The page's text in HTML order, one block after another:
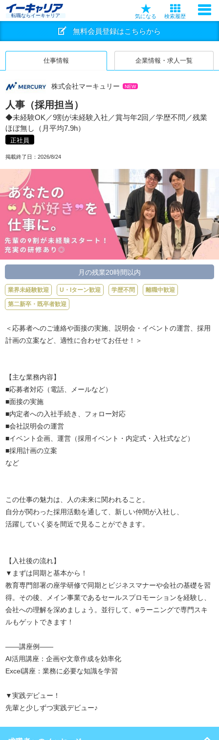
転職ならイーキャリア 気になる 検索履歴
無料会員登録はこちらから
仕事情報 企業情報・求人一覧
株式会社マーキュリー NEW
人事（採用担当）
◆未経験OK／9割が未経験入社／賞与年2回／学歴不問／残業
ほぼ無し（月平均7.9h）
正社員
掲載終了日： 2026/8/24
月の残業20時間以内
業界未経験歓迎 U・Iターン歓迎 学歴不問 離職中歓迎
第二新卒・既卒者歓迎
＜応募者へのご連絡や面接の実施、説明会・イベントの運営、採用
計画の立案など、適性に合わせてお任せ！＞
【主な業務内容】
■応募者対応（電話、メールなど）
■面接の実施
■内定者への入社手続き、フォロー対応
■会社説明会の運営
■イベント企画、運営（採用イベント・内定式・入社式など）
■採用計画の立案
など
この仕事の魅力は、人の未来に関われること。
自分が関わった採用活動を通して、新しい仲間が入社し、
活躍していく姿を間近で見ることができます。
【入社後の流れ】
▼まずは同期と基本から！
教育専門部署の座学研修で同期とビジネスマナーや会社の基礎を習
得。その後、メイン事業であるセールスプロモーションを経験し、
会社への理解を深めましょう。並行して、eラーニングで専門スキ
ルもゲットできます！
――講座例――
AI活用講座：企画や文章作成を効率化
Excel講座：業務に必要な知識を学習
▼実践デビュー！
先輩と少しずつ実践デビュー♪